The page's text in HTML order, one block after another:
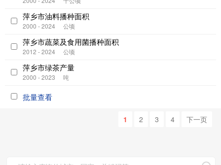
萍乡市油料播种面积
2000 - 2024 公顷
萍乡市蔬菜及食用菌播种面积
2012 - 2024 公顷
萍乡市绿茶产量
2000 - 2023 吨
批量查看
1 2 3 4 下一页